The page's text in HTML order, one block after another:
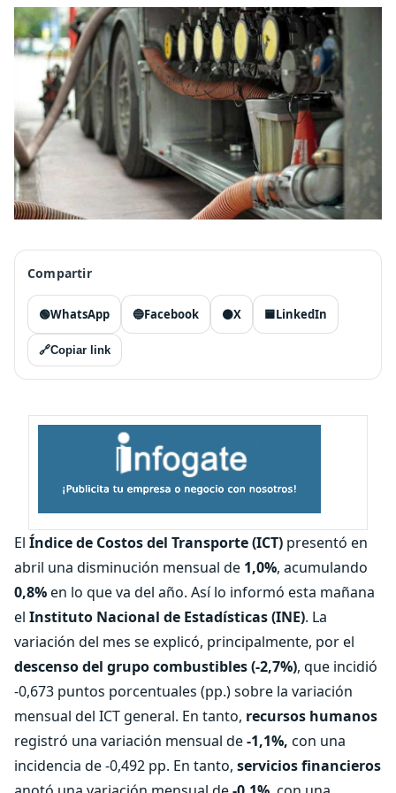
Compartir
🟢WhatsApp 🔵Facebook ⚫X 🟦LinkedIn
🔗Copiar link
El Índice de Costos del Transporte (ICT) presentó en
abril una disminución mensual de 1,0%, acumulando
0,8%en lo que va del año. Así lo informó esta mañana
el Instituto Nacional de Estadísticas (INE). La
variación del mes se explicó, principalmente, por el
descenso del grupo combustibles (-2,7%), que incidió
-0,673 puntos porcentuales (pp.) sobre la variación
mensual del ICT general. En tanto, recursos humanos
registró una variación mensual de-1,1%, con una
incidencia de -0,492 pp. En tanto, servicios financieros